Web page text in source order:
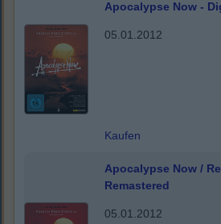
Apocalypse Now -
05.01.2012
Kaufen
Apocalypse Now /
Remastered
05.01.2012